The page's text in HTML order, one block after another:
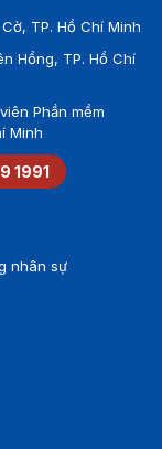
TP. Hồ Chí Minh
Hồng, TP. Hồ Chí
Phần mềm
Minh
1991
nhân sự